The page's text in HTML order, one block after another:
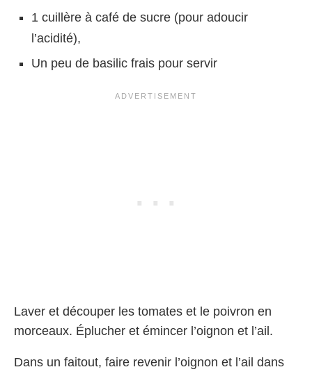
1 cuillère à café de sucre (pour adoucir
l’acidité),
Un peu de basilic frais pour servir
Laver et découper les tomates et le poivron en
morceaux. Éplucher et émincer l’oignon et l’ail.
Dans un faitout, faire revenir l’oignon et l’ail dans